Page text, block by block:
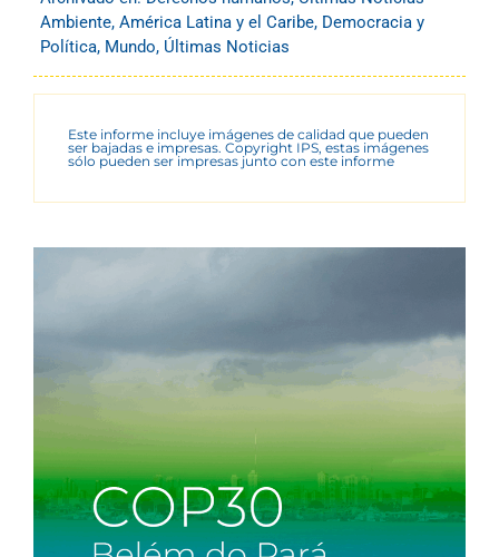
Ambiente, América Latina y el Caribe, Democracia y
Política, Mundo, Últimas Noticias
Este informe incluye imágenes de calidad que pueden
ser bajadas e impresas. Copyright IPS, estas imágenes
sólo pueden ser impresas junto con este informe